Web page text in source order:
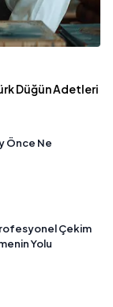
Düğün Adetleri
Önce Ne
Çekim
Yolu